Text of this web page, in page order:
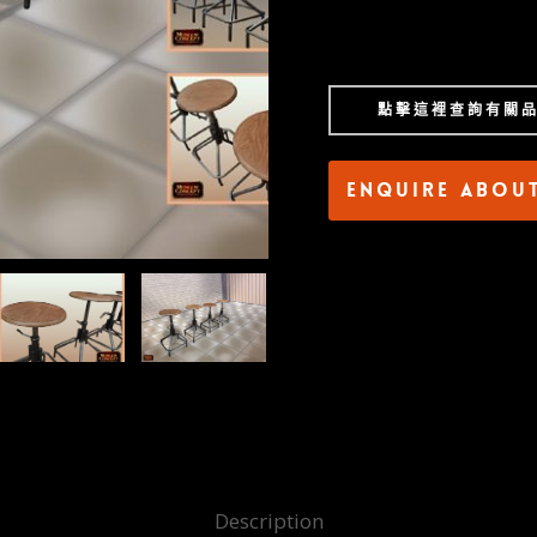
點擊這裡查詢有關
Enquire
Description